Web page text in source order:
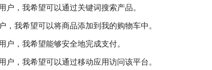
户，我希望可以通过关键词搜索产品。
，我希望可以将商品添加到我的购物车中。
户，我希望能够安全地完成支付。
户，我希望可以通过移动应用访问该平台。